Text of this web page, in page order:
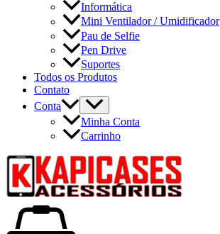
Informática
Mini Ventilador / Umidificador
Pau de Selfie
Pen Drive
Suportes
Todos os Produtos
Contato
Conta
Minha Conta
Carrinho